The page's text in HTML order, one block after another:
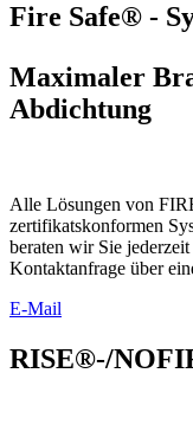
Fire Safe® -
Maximaler
Abdichtung
Alle Lösungen von
zertifikatskonformen
beraten wir Sie
Kontaktanfrage über
E-Mail
RISE®-/